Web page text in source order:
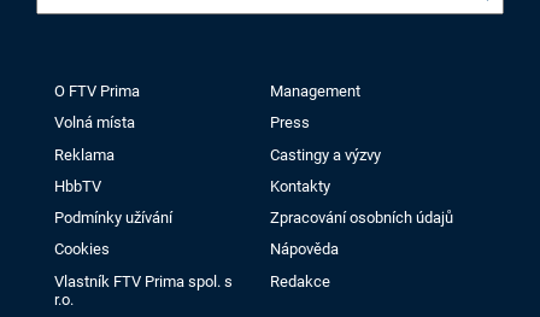
O FTV Prima
Management
Volná místa
Press
Reklama
Castingy a výzvy
HbbTV
Kontakty
Podmínky užívání
Zpracování osobních údajů
Cookies
Nápověda
Vlastník FTV Prima spol. s
r.o.
Redakce